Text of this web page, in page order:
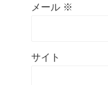
メール ※
サイト